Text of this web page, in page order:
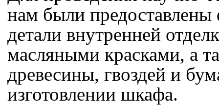
нам были
детали внутренней
масляными красками, а
древесины, гвоздей и
изготовлении шкафа.